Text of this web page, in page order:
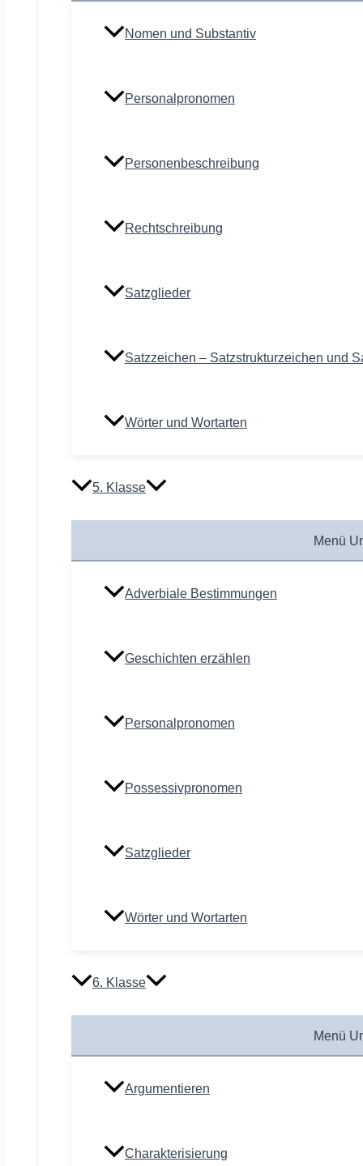
Nomen und Substantiv
Personalpronomen
Personenbeschreibung
Rechtschreibung
Satzglieder
Satzzeichen – Satzstrukturzeichen und
Wörter und Wortarten
5. Klasse
Menü
Adverbiale Bestimmungen
Geschichten erzählen
Personalpronomen
Possessivpronomen
Satzglieder
Wörter und Wortarten
6. Klasse
Menü
Argumentieren
Charakterisierung